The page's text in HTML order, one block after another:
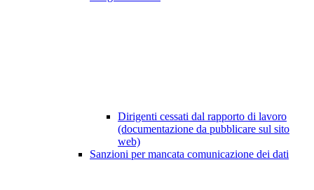
Dirigenti cessati dal rapporto di lavoro
(documentazione da pubblicare sul sito
web)
Sanzioni per mancata comunicazione dei dati